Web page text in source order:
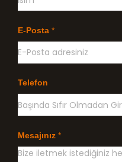
c
e
i
l
E-Posta *
Telefon
Mesajınız *